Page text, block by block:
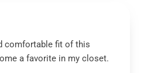
comfortable fit of this
a favorite in my closet.